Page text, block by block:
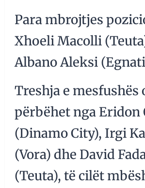
Para mbrojtjes
Xhoeli Macolli
Albano Aleksi
Treshja e mesfushës
përbëhet nga Eridon
(Dinamo City), Irgi
(Vora) dhe David
(Teuta), të cilët